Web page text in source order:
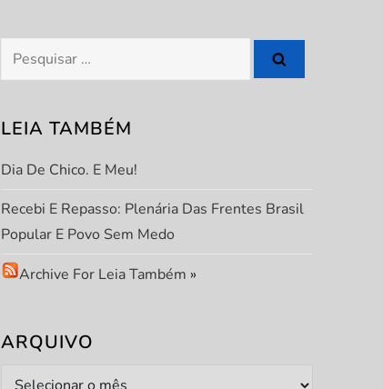
Pesquisar
por:
LEIA TAMBÉM
Dia De Chico. E Meu!
Recebi E Repasso: Plenária Das Frentes Brasil
Popular E Povo Sem Medo
Archive For Leia Também »
ARQUIVO
Arquivo